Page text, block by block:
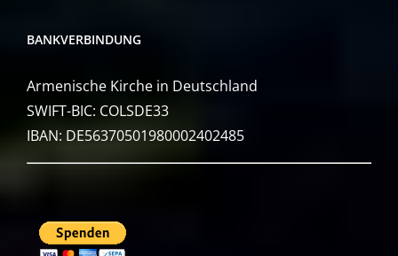
BANKVERBINDUNG
Armenische Kirche in Deutschland
SWIFT-BIC: COLSDE33
IBAN: DE56370501980002402485